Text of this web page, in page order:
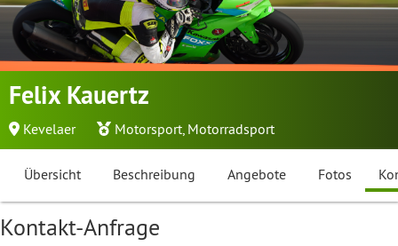
Felix Kauertz
Kevelaer Motorsport, Motorradsport
Übersicht Beschreibung Angebote Fotos
Kontakt-Anfrage